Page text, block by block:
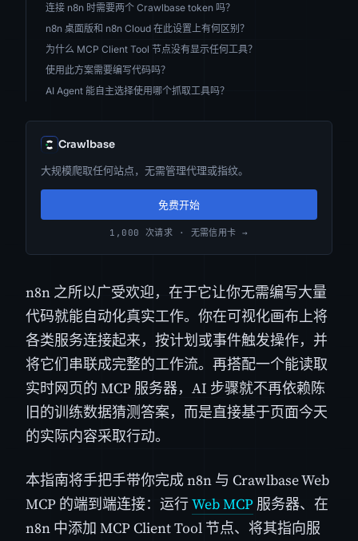
连接 n8n 时需要两个 Crawlbase token 吗？
n8n 桌面版和 n8n Cloud 在此设置上有何区别？
为什么 MCP Client Tool 节点没有显示任何工具？
使用此方案需要编写代码吗？
AI Agent 能自主选择使用哪个抓取工具吗？
Crawlbase
大规模爬取任何站点，无需管理代理或指纹。
免费开始
1,000 次请求 · 无需信用卡 →
n8n 之所以广受欢迎，在于它让你无需编写大量
代码就能自动化真实工作。你在可视化画布上将
各类服务连接起来，按计划或事件触发操作，并
将它们串联成完整的工作流。再搭配一个能读取
实时网页的 MCP 服务器，AI 步骤就不再依赖陈
旧的训练数据猜测答案，而是直接基于页面今天
的实际内容采取行动。
本指南将手把手带你完成 n8n 与 Crawlbase Web
MCP 的端到端连接：运行Web MCP 服务器、在
n8n 中添加 MCP Client Tool 节点、将其指向服